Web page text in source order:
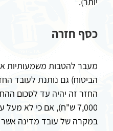
כסף חזרה
מעבר להטבות משמעותיות
הביטוח) גם נותנת לעובד
החזר זה יהיה עד לסכום
7,000 ש"ח), אם כי לא מעל עלות הביטוח בפועל.
במקרה של עובד מדינה